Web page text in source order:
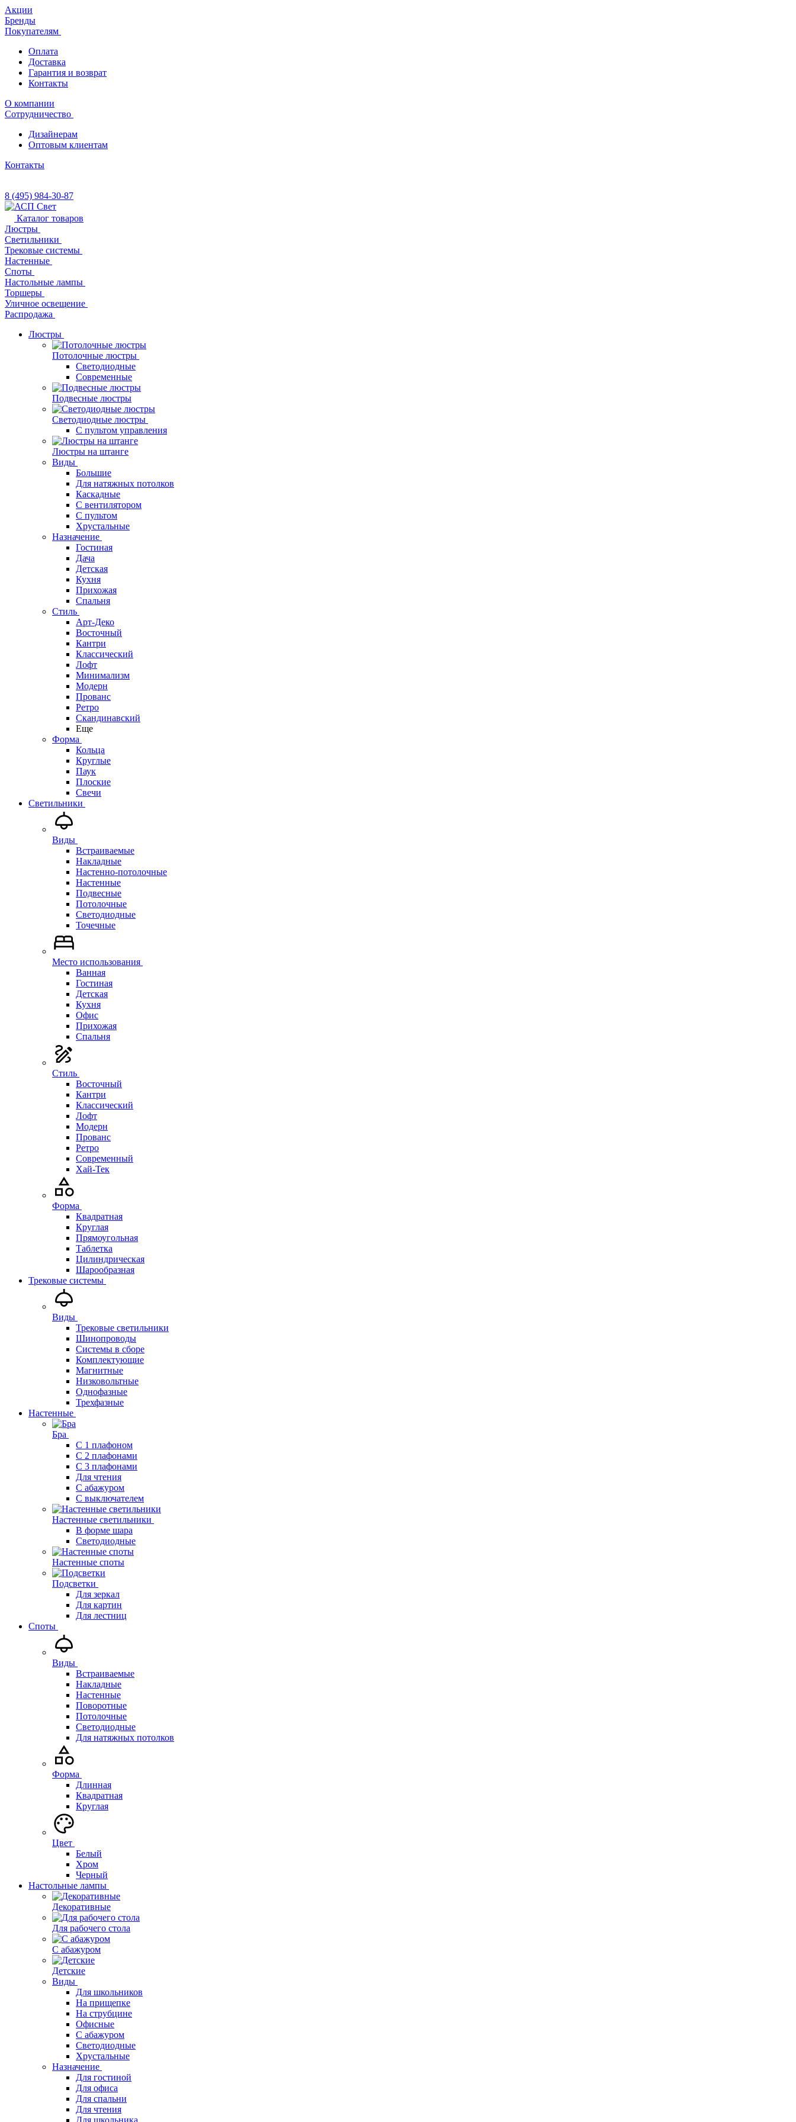
Акции
Бренды
Покупателям
Оплата
Доставка
Гарантия и возврат
Контакты
О компании
Сотрудничество
Дизайнерам
Оптовым клиентам
Контакты
8 (495) 984-30-87
Каталог товаров
Люстры
Светильники
Трековые системы
Настенные
Споты
Настольные лампы
Торшеры
Уличное освещение
Распродажа
Люстры
Потолочные люстры
Светодиодные
Современные
Подвесные люстры
Светодиодные люстры
С пультом управления
Люстры на штанге
Виды
Большие
Для натяжных потолков
Каскадные
С вентилятором
С пультом
Хрустальные
Назначение
Гостиная
Дача
Детская
Кухня
Прихожая
Спальня
Стиль
Арт-Деко
Восточный
Кантри
Классический
Лофт
Минимализм
Модерн
Прованс
Ретро
Скандинавский
Еще
Форма
Кольца
Круглые
Паук
Плоские
Свечи
Светильники
Виды
Встраиваемые
Накладные
Настенно-потолочные
Настенные
Подвесные
Потолочные
Светодиодные
Точечные
Место использования
Ванная
Гостиная
Детская
Кухня
Офис
Прихожая
Спальня
Стиль
Восточный
Кантри
Классический
Лофт
Модерн
Прованс
Ретро
Современный
Хай-Тек
Форма
Квадратная
Круглая
Прямоугольная
Таблетка
Цилиндрическая
Шарообразная
Трековые системы
Виды
Трековые светильники
Шинопроводы
Системы в сборе
Комплектующие
Магнитные
Низковольтные
Однофазные
Трехфазные
Настенные
Бра
С 1 плафоном
С 2 плафонами
С 3 плафонами
Для чтения
С абажуром
С выключателем
Настенные светильники
В форме шара
Светодиодные
Настенные споты
Подсветки
Для зеркал
Для картин
Для лестниц
Споты
Виды
Встраиваемые
Накладные
Настенные
Поворотные
Потолочные
Светодиодные
Для натяжных потолков
Форма
Длинная
Квадратная
Круглая
Цвет
Белый
Хром
Черный
Настольные лампы
Декоративные
Для рабочего стола
С абажуром
Детские
Виды
Для школьников
На прищепке
На струбцине
Офисные
С абажуром
Светодиодные
Хрустальные
Назначение
Для гостиной
Для офиса
Для спальни
Для чтения
Для школьника